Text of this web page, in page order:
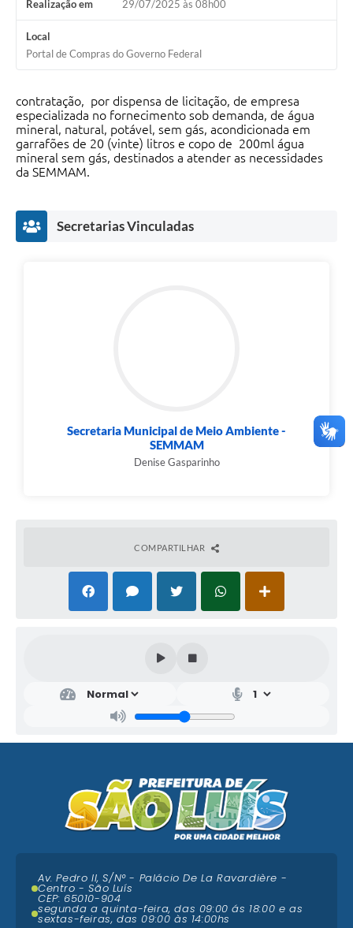
Realização em 29/07/2025 às 08h00
Local
Portal de Compras do Governo Federal
contratação, por dispensa de licitação, de empresa
especializada no fornecimento sob demanda, de água
mineral, natural, potável, sem gás, acondicionada em
garrafões de 20 (vinte) litros e copo de 200ml água
mineral sem gás, destinados a atender as necessidades
da SEMMAM.
Secretarias Vinculadas
Secretaria Municipal de Meio Ambiente -
SEMMAM
Denise Gasparinho
COMPARTILHAR
Av. Pedro II, S/N° - Palácio De La Ravardière -
Centro - São Luís
CEP: 65010-904
segunda a quinta-feira, das 09:00 ás 18:00 e as
sextas-feiras, das 09:00 às 14:00hs